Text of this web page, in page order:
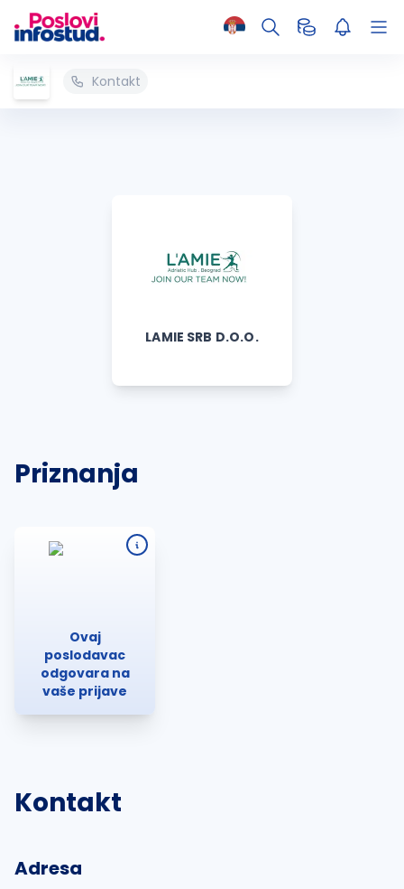
Kontakt
LAMIE SRB D.O.O.
Priznanja
Ovaj
poslodavac
odgovara na
vaše prijave
Kontakt
Adresa